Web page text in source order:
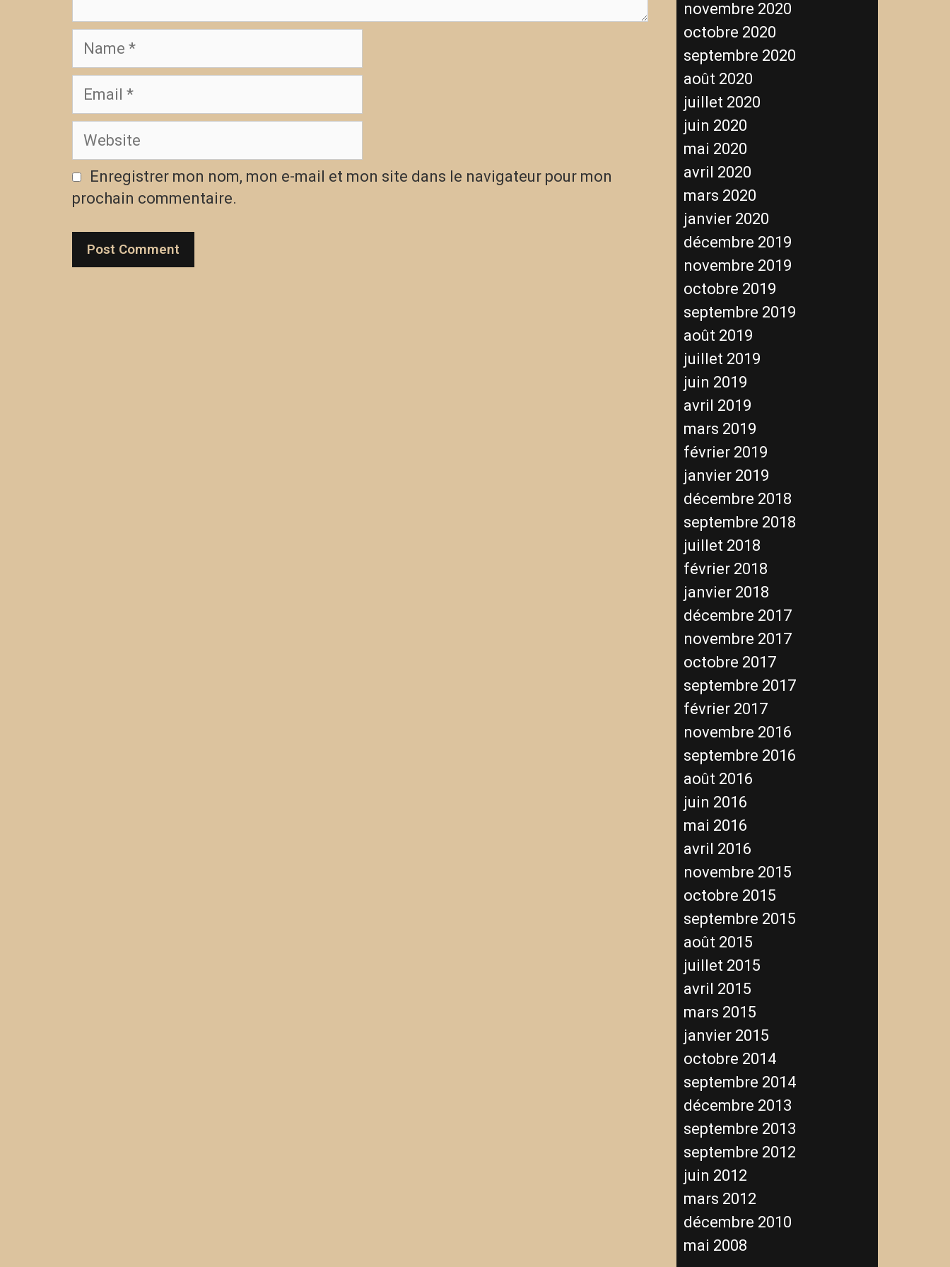
Enregistrer mon nom, mon e-mail et mon site dans le navigateur pour mon
prochain commentaire.
novembre 2020
octobre 2020
septembre 2020
août 2020
juillet 2020
juin 2020
mai 2020
avril 2020
mars 2020
janvier 2020
décembre 2019
novembre 2019
octobre 2019
septembre 2019
août 2019
juillet 2019
juin 2019
avril 2019
mars 2019
février 2019
janvier 2019
décembre 2018
septembre 2018
juillet 2018
février 2018
janvier 2018
décembre 2017
novembre 2017
octobre 2017
septembre 2017
février 2017
novembre 2016
septembre 2016
août 2016
juin 2016
mai 2016
avril 2016
novembre 2015
octobre 2015
septembre 2015
août 2015
juillet 2015
avril 2015
mars 2015
janvier 2015
octobre 2014
septembre 2014
décembre 2013
septembre 2013
septembre 2012
juin 2012
mars 2012
décembre 2010
mai 2008